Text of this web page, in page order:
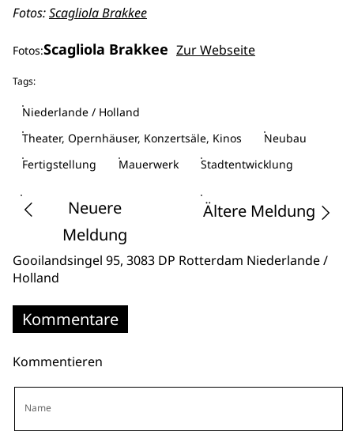
Fotos:Scagliola Brakkee
Fotos:Scagliola Brakkee Zur Webseite
Tags:
Niederlande / Holland
Theater, Opernhäuser, Konzertsäle, Kinos
Neubau
Fertigstellung
Mauerwerk Stadtentwicklung
Neuere
Meldung
Ältere Meldung
Gooilandsingel 95, 3083 DP Rotterdam Niederlande /
Holland
Kommentare
Kommentieren
Name